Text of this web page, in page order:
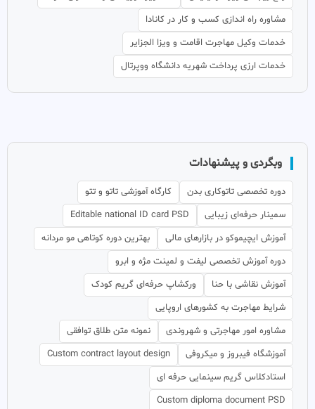
مشاوره راه اندازی کسب و کار در کانادا
خدمات وکیل مهاجرت اقامت و ویزا الجزایر
خدمات ارزی پرداخت شهریه دانشگاه ووپرتال
وبگردی و پیشنهادات
دوره تخصصی تاتوکاری بدن
کارگاه آموزشی تاتو و تتو
سمینار حرفه‌ای زیبایی
Editable national ID card PSD
آموزش ایچیموکو در بازارهای مالی
بهترین دوره کوتاهی مو مردانه
دوره آموزش تخصصی لیفت و لمینت مژه و ابرو
آموزش نقاشی با حنا
ورکشاپ حرفه‌ای گریم کودک
شرایط مهاجرت به کشورهای اروپایی
مشاوره امور مهاجرتی و شهروندی
نمونه متن طلاق توافقی
آموزشگاه فیبروز و میکروفی
Custom contract layout design
استادکلاس گریم سینمایی حرفه ای
Custom diploma document PSD